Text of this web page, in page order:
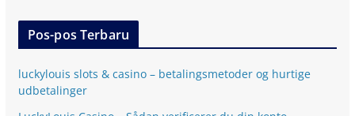
Pos-pos Terbaru
luckylouis slots & casino – betalingsmetoder og hurtige
udbetalinger